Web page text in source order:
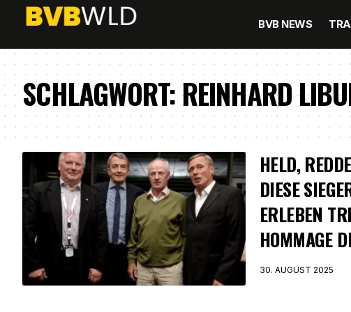
BVB NEWS
SCHLAGWORT:REINHARD
HELD,
DIESE
ERLEBEN
HOMMAGE
30. AUGUST 2025